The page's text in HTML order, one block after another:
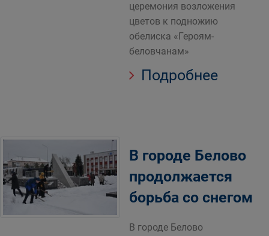
церемония возложения
цветов к подножию
обелиска «Героям-
беловчанам»
Подробнее
В городе Белово
продолжается
борьба со снегом
В городе Белово